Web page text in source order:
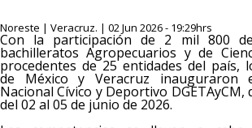
Noreste | Veracruz. | 02 Jun 2026 - 19:29hrs
Con la participación de 2 mil 800
bachilleratos Agropecuarios y de
procedentes de 25 entidades del país,
de México y Veracruz inauguraron
Nacional Cívico y Deportivo DGETAyCM,
del 02 al 05 de junio de 2026.